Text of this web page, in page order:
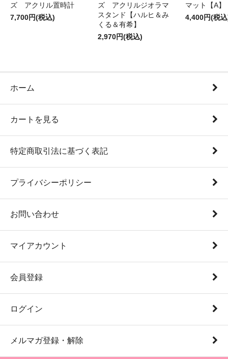
ズ アクリル置時計
7,700円(税込)
ズ アクリルジオラマ
スタンド【ハルヒ＆み
くる＆有希】
2,970円(税込)
マット【A】
4,400円(税
ホーム
カートを見る
特定商取引法に基づく表記
プライバシーポリシー
お問い合わせ
マイアカウント
会員登録
ログイン
メルマガ登録・解除